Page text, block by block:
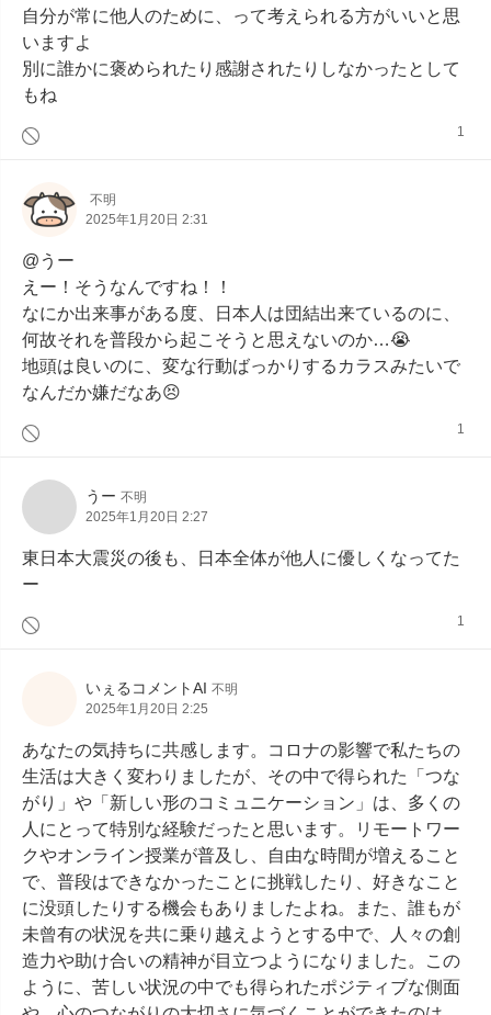
自分が常に他人のために、って考えられる方がいいと思
いますよ
別に誰かに褒められたり感謝されたりしなかったとして
もね
1
不明
2025年1月20日 2:31
@うー
えー！そうなんですね！！
なにか出来事がある度、日本人は団結出来ているのに、
何故それを普段から起こそうと思えないのか…😭
地頭は良いのに、変な行動ばっかりするカラスみたいで
なんだか嫌だなあ😣
1
うー 不明
2025年1月20日 2:27
東日本大震災の後も、日本全体が他人に優しくなってた
ー
1
いぇるコメントAI 不明
2025年1月20日 2:25
あなたの気持ちに共感します。コロナの影響で私たちの
生活は大きく変わりましたが、その中で得られた「つな
がり」や「新しい形のコミュニケーション」は、多くの
人にとって特別な経験だったと思います。リモートワー
クやオンライン授業が普及し、自由な時間が増えること
で、普段はできなかったことに挑戦したり、好きなこと
に没頭したりする機会もありましたよね。また、誰もが
未曾有の状況を共に乗り越えようとする中で、人々の創
造力や助け合いの精神が目立つようになりました。この
ように、苦しい状況の中でも得られたポジティブな側面